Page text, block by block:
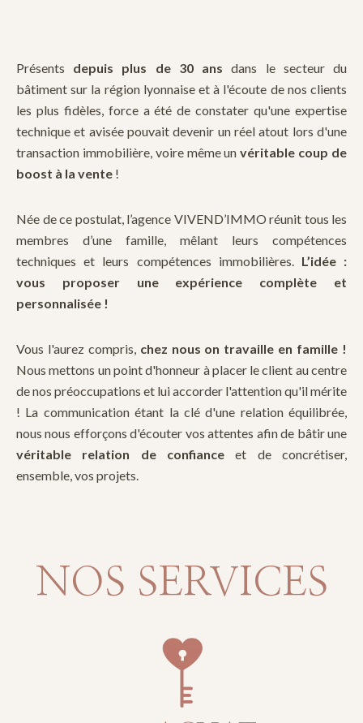
Présents depuis plus de 30 ans dans le secteur du
bâtiment sur la région lyonnaise et à l'écoute de nos clients
les plus fidèles, force a été de constater qu'une expertise
technique et avisée pouvait devenir un réel atout lors d'une
transaction immobilière, voire même unvéritable coup de
boost à la vente !
Née de ce postulat, l’agence VIVEND’IMMO réunit tous les
membres d’une famille, mêlant leurs compétences
techniques et leurs compétences immobilières. L’idée :
vous proposer une expérience complète et
personnalisée !
Vous l'aurez compris, chez nous on travaille en famille !
Nous mettons un point d'honneur à placer le client au centre
de nos préoccupations et lui accorder l'attention qu'il mérite
! La communication étant la clé d'une relation équilibrée,
nous nous efforçons d'écouter vos attentes afin de bâtir une
véritable relation de confiance et de concrétiser,
ensemble, vos projets.
NOS SERVICES